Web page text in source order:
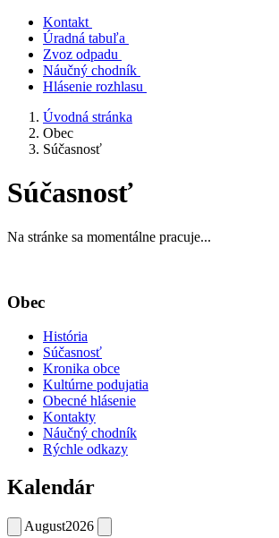
Kontakt
Úradná tabuľa
Zvoz odpadu
Náučný chodník
Hlásenie rozhlasu
Úvodná stránka
Obec
Súčasnosť
Súčasnosť
Na stránke sa momentálne pracuje...
Obec
História
Súčasnosť
Kronika obce
Kultúrne podujatia
Obecné hlásenie
Kontakty
Náučný chodník
Rýchle odkazy
Kalendár
August2026